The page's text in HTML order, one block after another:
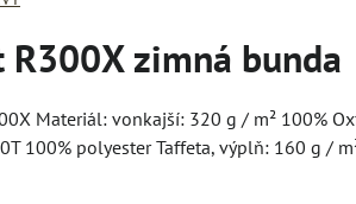
R300X zimná bunda
Materiál: vonkajší: 320 g / m² 100%
100% polyester Taffeta, výplň: 160 g /